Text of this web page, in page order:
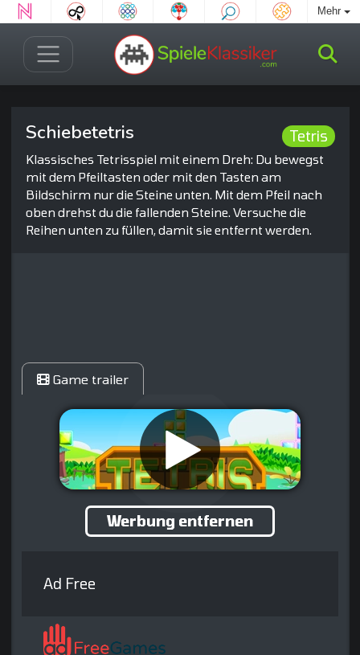
Mehr
Tetris
Schiebetetris
Klassisches Tetrisspiel mit einem Dreh: Du bewegst
mit dem Pfeiltasten oder mit den Tasten am
Bildschirm nur die Steine unten. Mit dem Pfeil nach
oben drehst du die fallenden Steine. Versuche die
Reihen unten zu füllen, damit sie entfernt werden.
Game trailer
Werbung entfernen
Ad Free